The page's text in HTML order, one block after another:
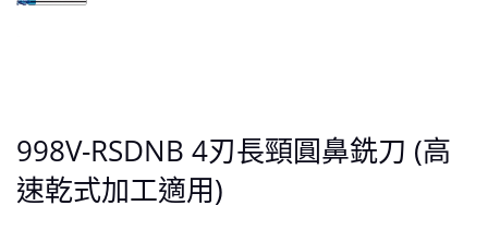
998V-RSDNB 4刃長頸圓鼻銑刀 (高
速乾式加工適用)